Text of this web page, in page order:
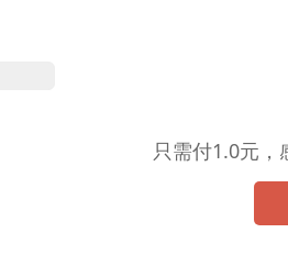
只需付1.0元，